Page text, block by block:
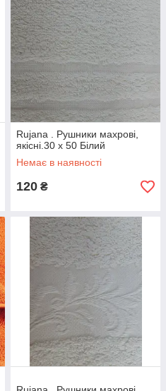
Rujana . Рушники махрові,
якісні.30 х 50 Білий
Немає в наявності
120 ₴